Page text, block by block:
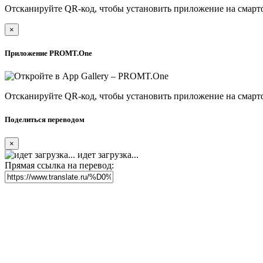
Отсканируйте QR-код, чтобы установить приложение на
×
Приложение PROMT.One
Отсканируйте QR-код, чтобы установить приложение на
Поделиться переводом
×
идет загрузка...
Прямая ссылка на перевод: